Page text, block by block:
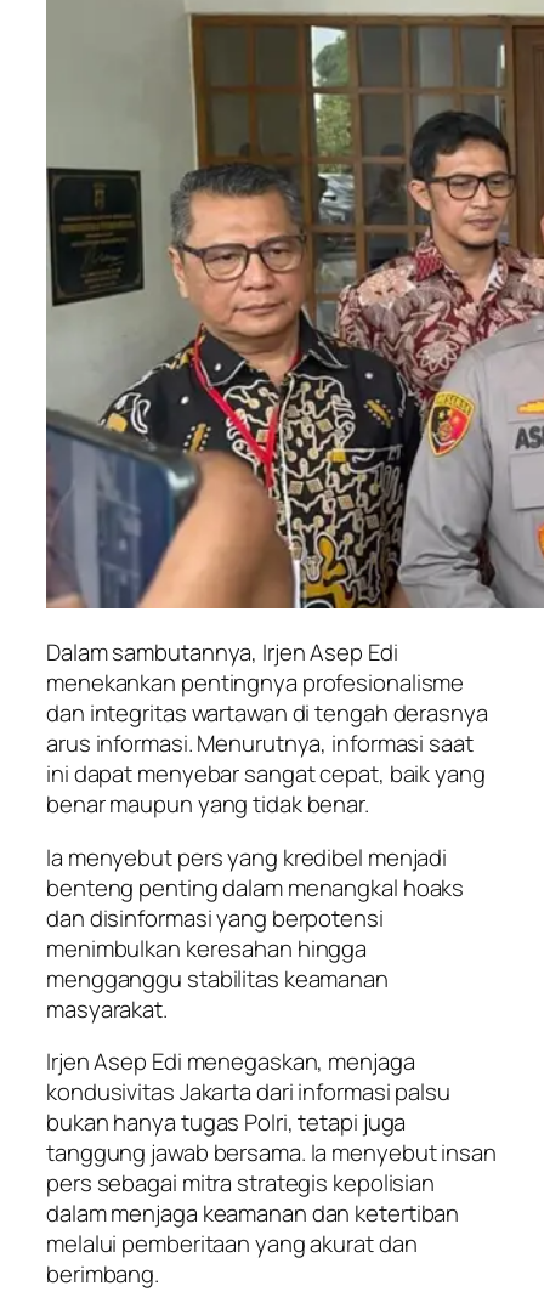
Dalam sambutannya, Irjen Asep Edi
menekankan pentingnya profesionalisme
dan integritas wartawan di tengah derasnya
arus informasi. Menurutnya, informasi saat
ini dapat menyebar sangat cepat, baik yang
benar maupun yang tidak benar.
Ia menyebut pers yang kredibel menjadi
benteng penting dalam menangkal hoaks
dan disinformasi yang berpotensi
menimbulkan keresahan hingga
mengganggu stabilitas keamanan
masyarakat.
Irjen Asep Edi menegaskan, menjaga
kondusivitas Jakarta dari informasi palsu
bukan hanya tugas Polri, tetapi juga
tanggung jawab bersama. Ia menyebut insan
pers sebagai mitra strategis kepolisian
dalam menjaga keamanan dan ketertiban
melalui pemberitaan yang akurat dan
berimbang.